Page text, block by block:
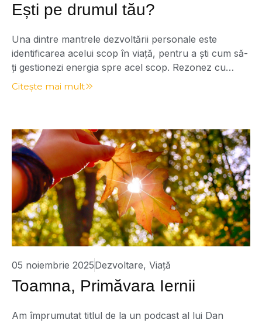
Ești pe drumul tău?
Una dintre mantrele dezvoltării personale este
identificarea acelui scop în viață, pentru a ști cum să-
ți gestionezi energia spre acel scop. Rezonez cu
ideea aceasta, pe care am dezvoltat-o într-una dintre
cărțile mele, „Codul Secret al Succesului – Codul
Citește mai mult
05 noiembrie 2025Dezvoltare, Viață
Toamna, Primăvara Iernii
Am împrumutat titlul de la un podcast al lui Dan